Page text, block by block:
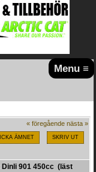
Menu ≡
« föregående nästa »
ÄMNET SKRIV UT
901 450cc (läst